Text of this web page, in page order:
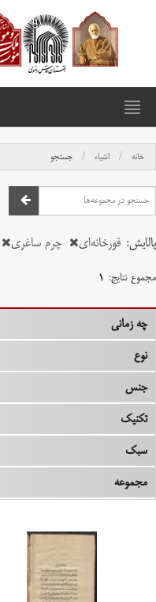
خانه اشیاء جستجو
پالایش: قورخانه‌ای چرم ساغری
مجموع نتایج: ۱
چه زمانی
نوع
جنس
تکنیک
سبک
مجموعه